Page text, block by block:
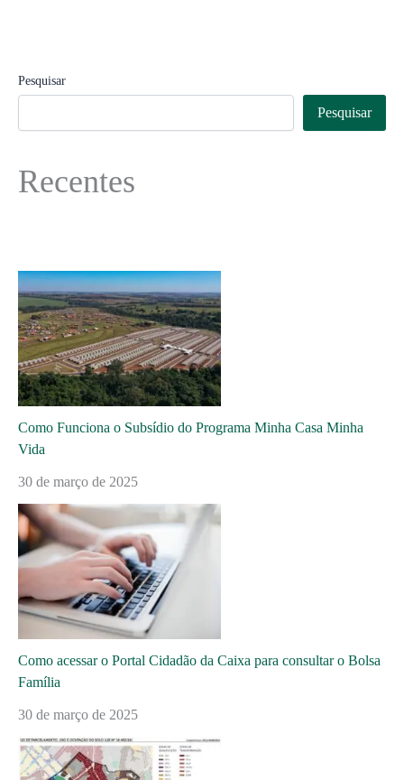
Pesquisar
Pesquisar
Recentes
Como Funciona o Subsídio do Programa Minha Casa Minha
Vida
30 de março de 2025
Como acessar o Portal Cidadão da Caixa para consultar o Bolsa
Família
30 de março de 2025